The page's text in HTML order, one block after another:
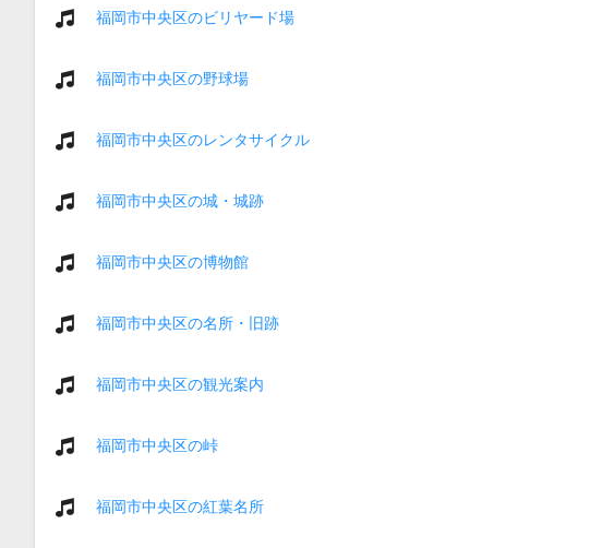
福岡市中央区のビリヤード場
福岡市中央区の野球場
福岡市中央区のレンタサイクル
福岡市中央区の城・城跡
福岡市中央区の博物館
福岡市中央区の名所・旧跡
福岡市中央区の観光案内
福岡市中央区の峠
福岡市中央区の紅葉名所